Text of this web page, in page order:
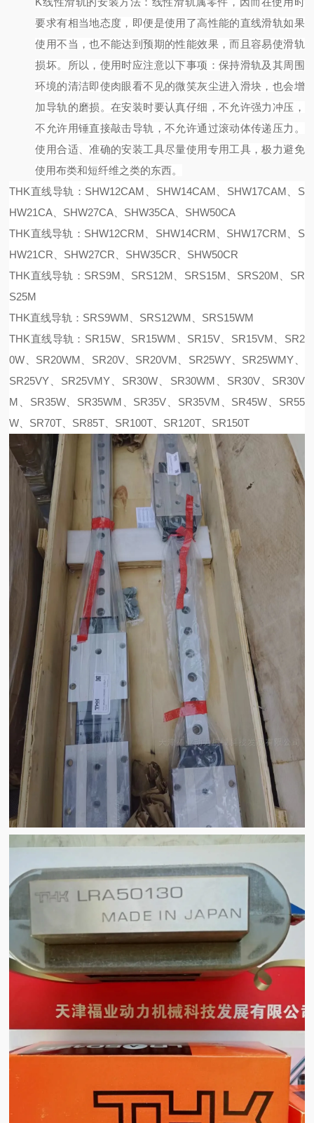
要求有相当地态度，即便是使用了高性能的直线滑轨如果
使用不当，也不能达到预期的性能效果，而且容易使滑轨
损坏。所以，使用时应注意以下事项： 保持滑轨及其周围
环境的清洁即使肉眼看不见的微笑灰尘进入滑块，也会增
加导轨的磨损。在安装时要认真仔细，不允许强力冲压，
不允许用锤直接敲击导轨，不允许通过滚动体传递压力。
使用合适、准确的安装工具尽量使用专用工具，极力避免
使用布类和短纤维之类的东西。
THK直线导轨：SHW12CAM、SHW14CAM、SHW17CAM、S
HW21CA、SHW27CA、SHW35CA、SHW50CA
THK直线导轨：SHW12CRM、SHW14CRM、SHW17CRM、S
HW21CR、SHW27CR、SHW35CR、SHW50CR
THK直线导轨：SRS9M、SRS12M、SRS15M、SRS20M、SR
S25M
THK直线导轨：SRS9WM、SRS12WM、SRS15WM
THK直线导轨：SR15W、SR15WM、SR15V、SR15VM、SR2
0W、SR20WM、SR20V、SR20VM、SR25WY、SR25WMY、
SR25VY、SR25VMY、SR30W、SR30WM、SR30V、SR30V
M、SR35W、SR35WM、SR35V、SR35VM、SR45W、SR55
W、SR70T、SR85T、SR100T、SR120T、SR150T